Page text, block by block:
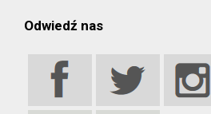
Odwiedź nas